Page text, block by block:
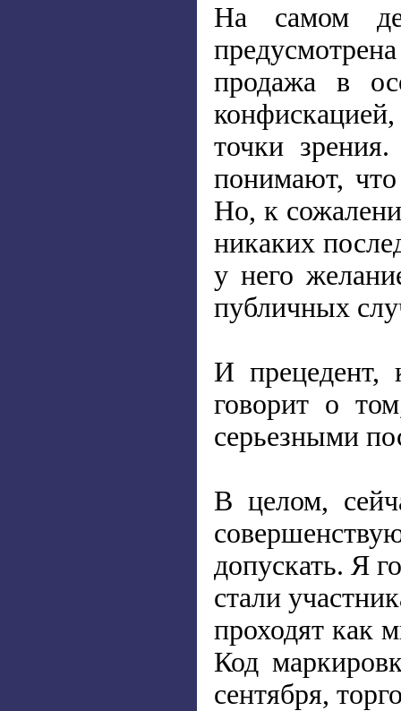
На самом
продажа в
точки
понимают,
Но, к
никаких
у него
публичных
И прецедент,
говорит о
серьезными
В целом,
допускать. Я
стали
проходят как
Код
сентября,